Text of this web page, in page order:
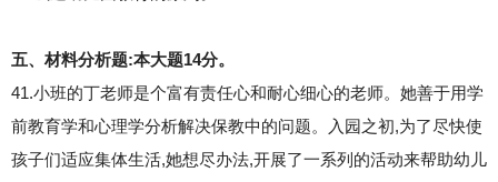
五、材料分析题:本大题14分。
41.小班的丁老师是个富有责任心和耐心细心的老师。她善于用学
前教育学和心理学分析解决保教中的问题。入园之初,为了尽快使
孩子们适应集体生活,她想尽办法,开展了一系列的活动来帮助幼儿